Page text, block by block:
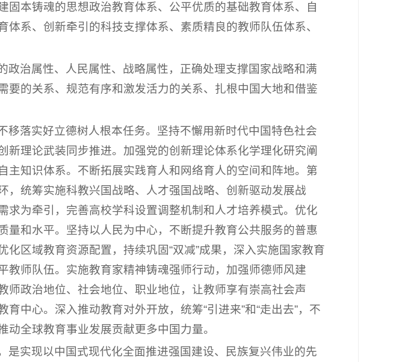
本铸魂的思想政治教育体系、公平优质的基础教育体系、自
系、创新牵引的科技支撑体系、素质精良的教师队伍体系、
治属性、人民属性、战略属性，正确处理支撑国家战略和满
的关系、规范有序和激发活力的关系、扎根中国大地和借鉴
落实好立德树人根本任务。坚持不懈用新时代中国特色社会
理论武装同步推进。加强党的创新理论体系化学理化研究阐
知识体系。不断拓展实践育人和网络育人的空间和阵地。第
统筹实施科教兴国战略、人才强国战略、创新驱动发展战
为牵引，完善高校学科设置调整机制和人才培养模式。优化
和水平。坚持以人民为中心，不断提升教育公共服务的普惠
区域教育资源配置，持续巩固“双减”成果，深入实施国家教育
师队伍。实施教育家精神铸魂强师行动，加强师德师风建
政治地位、社会地位、职业地位，让教师享有崇高社会声
中心。深入推动教育对外开放，统筹“引进来”和“走出去”，不
全球教育事业发展贡献更多中国力量。
实现以中国式现代化全面推进强国建设、民族复兴伟业的先